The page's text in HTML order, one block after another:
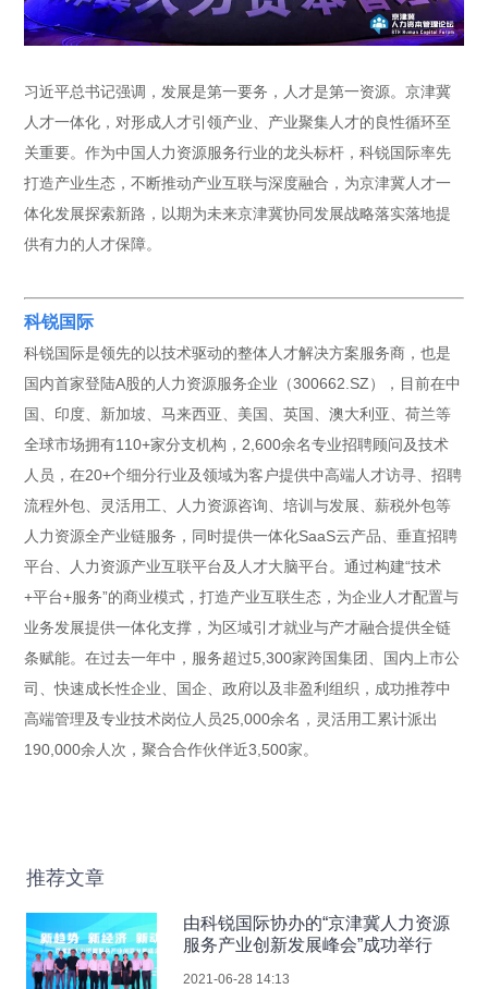
习近平总书记强调，发展是第一要务，人才是第一资源。京津冀
人才一体化，对形成人才引领产业、产业聚集人才的良性循环至
关重要。作为中国人力资源服务行业的龙头标杆，科锐国际率先
打造产业生态，不断推动产业互联与深度融合，为京津冀人才一
体化发展探索新路，以期为未来京津冀协同发展战略落实落地提
供有力的人才保障。
科锐国际
科锐国际是领先的以技术驱动的整体人才解决方案服务商，也是
国内首家登陆A股的人力资源服务企业（300662.SZ），目前在中
国、印度、新加坡、马来西亚、美国、英国、澳大利亚、荷兰等
全球市场拥有110+家分支机构，2,600余名专业招聘顾问及技术
人员，在20+个细分行业及领域为客户提供中高端人才访寻、招聘
流程外包、灵活用工、人力资源咨询、培训与发展、薪税外包等
人力资源全产业链服务，同时提供一体化SaaS云产品、垂直招聘
平台、人力资源产业互联平台及人才大脑平台。通过构建“技术
+平台+服务”的商业模式，打造产业互联生态，为企业人才配置与
业务发展提供一体化支撑，为区域引才就业与产才融合提供全链
条赋能。在过去一年中，服务超过5,300家跨国集团、国内上市公
司、快速成长性企业、国企、政府以及非盈利组织，成功推荐中
高端管理及专业技术岗位人员25,000余名，灵活用工累计派出
190,000余人次，聚合合作伙伴近3,500家。
推荐文章
由科锐国际协办的“京津冀人力资源
服务产业创新发展峰会”成功举行
2021-06-28 14:13